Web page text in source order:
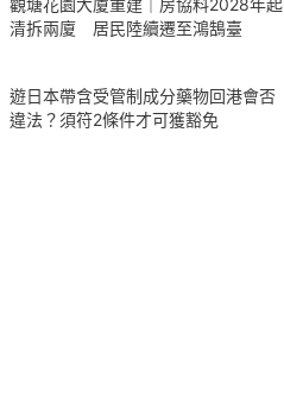
清拆兩廈 居民陸續遷至鴻鵠臺
遊日本帶含受管制成分藥物回港會否
違法？須符2條件才可獲豁免